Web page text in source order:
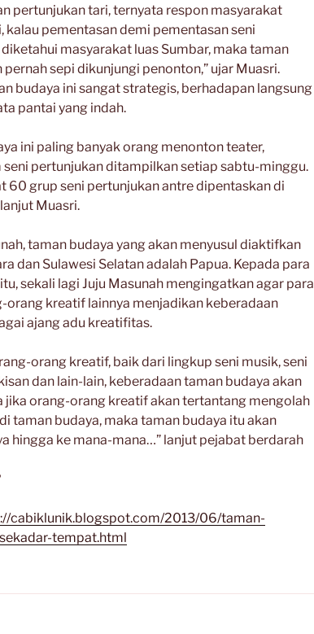
pertunjukan tari, ternyata respon masyarakat
kalau pementasan demi pementasan seni
masyarakat luas Sumbar, maka taman
pernah sepi dikunjungi penonton,” ujar Muasri.
budaya ini sangat strategis, berhadapan langsung
pantai yang indah.
ini paling banyak orang menonton teater,
pertunjukan ditampilkan setiap sabtu-minggu.
60 grup seni pertunjukan antre dipentaskan di
Muasri.
taman budaya yang akan menyusul diaktifkan
dan Sulawesi Selatan adalah Papua. Kepada para
sekali lagi Juju Masunah mengingatkan agar para
orang kreatif lainnya menjadikan keberadaan
ajang adu kreatifitas.
orang kreatif, baik dari lingkup seni musik, seni
dan lain-lain, keberadaan taman budaya akan
jika orang-orang kreatif akan tertantang mengolah
taman budaya, maka taman budaya itu akan
hingga ke mana-mana…” lanjut pejabat berdarah
cabiklunik.blogspot.com/2013/06/taman-
tempat.html